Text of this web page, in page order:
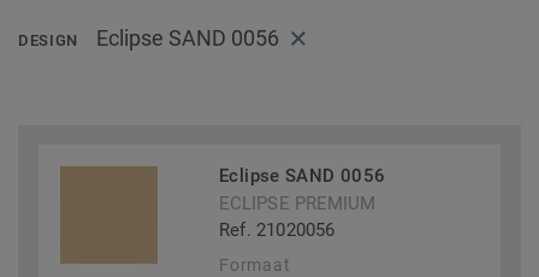
DESIGN Eclipse SAND 0056
Eclipse SAND 0056
ECLIPSE PREMIUM
Ref. 21020056
Formaat